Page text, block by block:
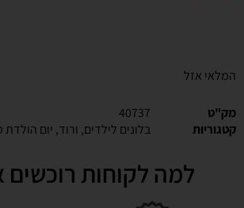
המלאי אזל
מק"ט
40737
קטגוריות
בלונים לילדים, ורוד, יום הולדת
למה לקוחות רוכשים